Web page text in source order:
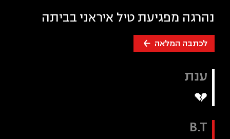
נהרגה מפגיעת טיל איראני בביתה
לכתבה המלאה
ענת
💔
B.T